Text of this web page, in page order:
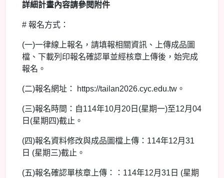
詳細計畫內容請參閱附件
# 報名方式：
(一)一律線上報名，請填報相關資訊、上傳成品圖
檔、下載列印報名確認單並經核章上傳後，始完成
報名。
(二)報名網址： https://tailan2026.cyc.edu.tw。
(三)報名時間：自114年10月20日(星期一)至12月04
日(星期四)截止。
(四)報名資料修改與成品圖檔上傳：114年12月31
日 (星期三)截止。
(五)報名確認單核章上傳：：114年12月31日 (星期